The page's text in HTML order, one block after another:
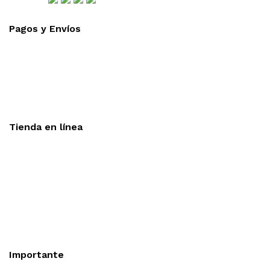
Pagos y Envíos
Tienda en línea
Importante